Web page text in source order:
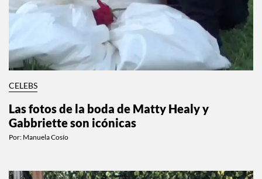
CELEBS
Las fotos de la boda de Matty Healy y
Gabbriette son icónicas
Por: Manuela Cosío